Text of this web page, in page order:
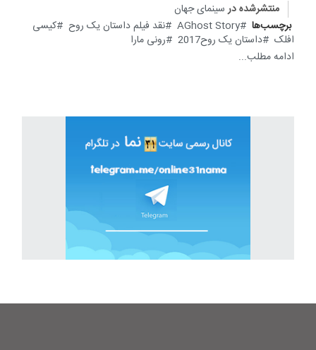
منتشرشده در سینمای جهان
برچسب‌ها
AGhost Story نقد فیلم داستان یک روح
کیسی
افلک
داستان یک روح2017
رونی مارا
ادامه مطلب...